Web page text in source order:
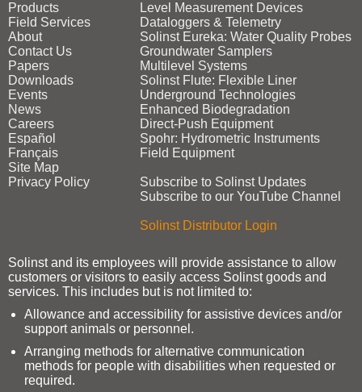
Products
Field Services
About
Contact Us
Papers
Downloads
Events
News
Careers
Español
Français
Site Map
Privacy Policy
Level Measurement Devices
Dataloggers & Telemetry
Solinst Eureka: Water Quality Probes
Groundwater Samplers
Multilevel Systems
Solinst Flute: Flexible Liner
Underground Technologies
Enhanced Biodegradation
Direct‑Push Equipment
Spohr: Hydrometric Instruments
Field Equipment
Subscribe to Solinst Updates
Subscribe to our YouTube Channel
Solinst Distributor Login
Solinst and its employees will provide assistance to allow
customers or visitors to easily access Solinst goods and
services. This includes but is not limited to:
Allowance and accessibility for assistive devices and/or
support animals or personnel.
Arranging methods for alternative communication
methods for people with disabilities when requested or
required.